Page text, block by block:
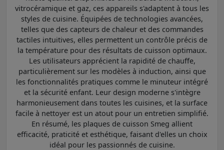
vitrocéramique et gaz, ces appareils s'adaptent à tous les
styles de cuisine. Équipées de technologies avancées,
telles que des capteurs de chaleur et des commandes
tactiles intuitives, elles permettent un contrôle précis de
la température pour des résultats de cuisson optimaux.
Les utilisateurs apprécient la rapidité de chauffe,
particulièrement sur les modèles à induction, ainsi que
les fonctionnalités pratiques comme le minuteur intégré
et la sécurité enfant. Leur design moderne s'intègre
harmonieusement dans toutes les cuisines, et la surface
facile à nettoyer est un atout pour un entretien simplifié.
En résumé, les plaques de cuisson Smeg allient
efficacité, praticité et esthétique, faisant d'elles un choix
idéal pour les passionnés de cuisine.